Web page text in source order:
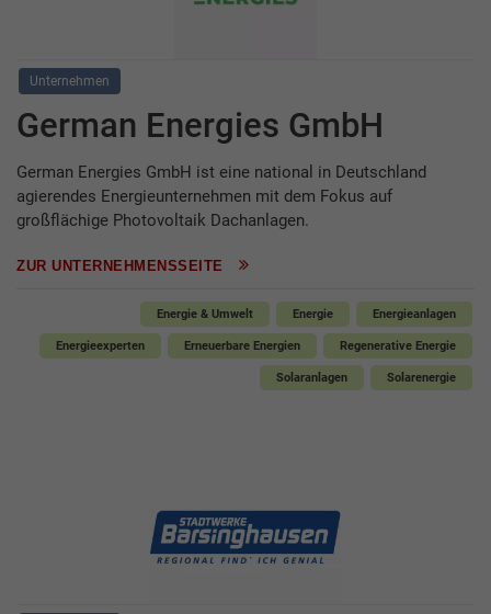
Unternehmen
German Energies GmbH
German Energies GmbH ist eine national in Deutschland
agierendes Energieunternehmen mit dem Fokus auf
großflächige Photovoltaik Dachanlagen.
ZUR UNTERNEHMENSSEITE
Energie & Umwelt Energie Energieanlagen
Energieexperten Erneuerbare Energien Regenerative Energie
Solaranlagen Solarenergie